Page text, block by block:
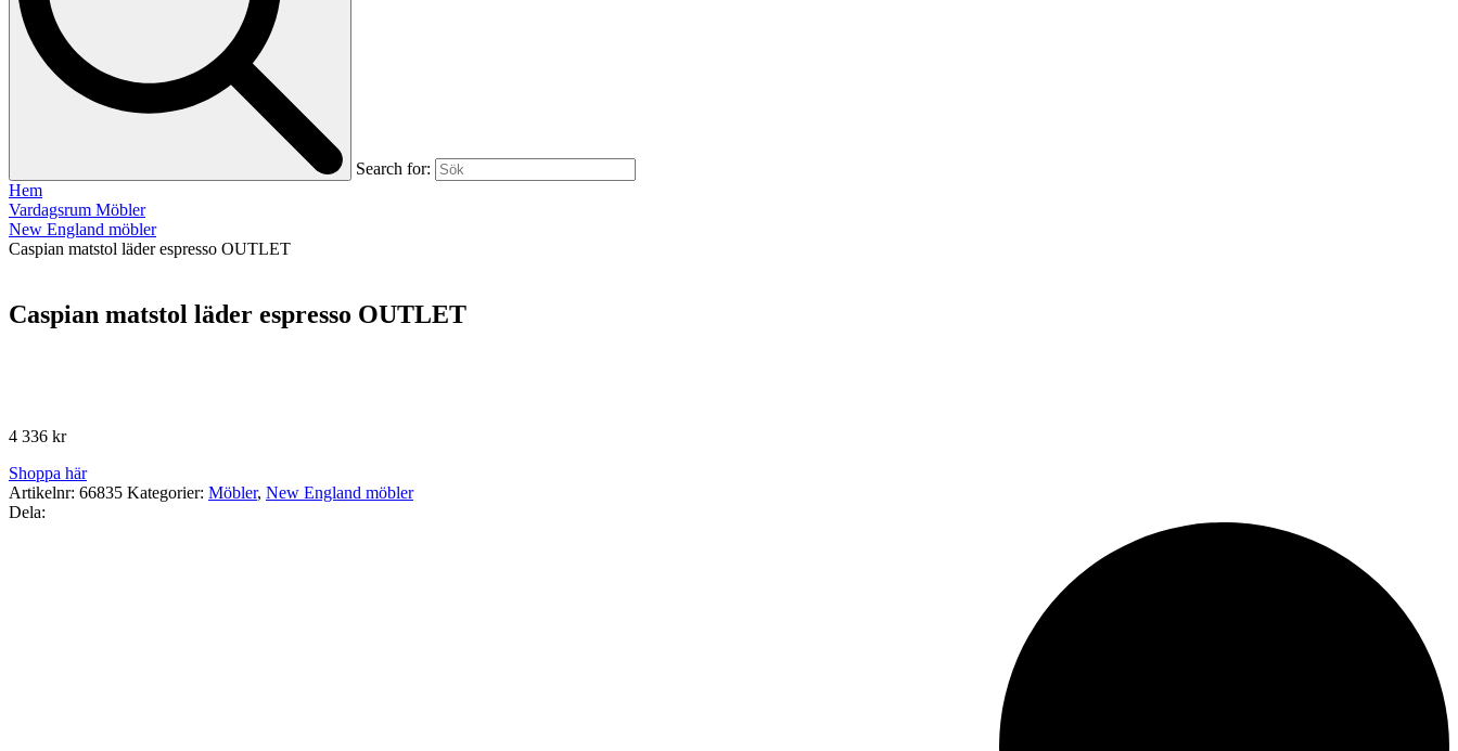
Search for:
Hem
Vardagsrum Möbler
New England möbler
Caspian matstol läder espresso OUTLET
Caspian matstol läder espresso OUTLET
4 336 kr
Shoppa här
Artikelnr: 66835 Kategorier: Möbler, New England möbler
Dela: